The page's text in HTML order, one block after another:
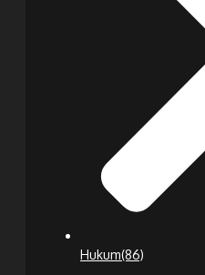
Hukum(86)